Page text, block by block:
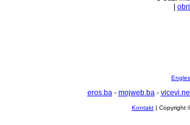
eros.ba- mojweb.ba-
Kontakt | Copyright